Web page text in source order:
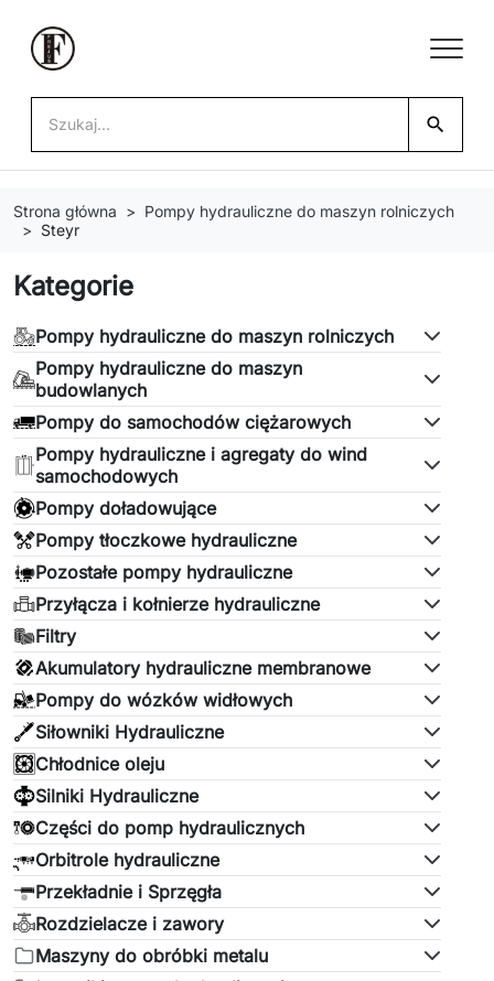
search
Strona główna
Pompy hydrauliczne do maszyn rolniczych
Steyr
Kategorie
Pompy hydrauliczne do maszyn rolniczych
Pompy hydrauliczne do maszyn
budowlanych
Pompy do samochodów ciężarowych
Pompy hydrauliczne i agregaty do wind
samochodowych
Pompy doładowujące
Pompy tłoczkowe hydrauliczne
Pozostałe pompy hydrauliczne
Przyłącza i kołnierze hydrauliczne
Filtry
Akumulatory hydrauliczne membranowe
Pompy do wózków widłowych
Siłowniki Hydrauliczne
Chłodnice oleju
Silniki Hydrauliczne
Części do pomp hydraulicznych
Orbitrole hydrauliczne
Przekładnie i Sprzęgła
Rozdzielacze i zawory
Maszyny do obróbki metalu